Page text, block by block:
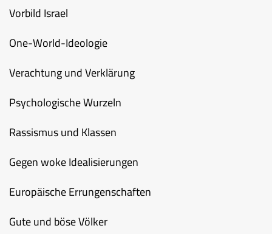
Vorbild Israel
One-World-Ideologie
Verachtung und Verklärung
Psychologische Wurzeln
Rassismus und Klassen
Gegen woke Idealisierungen
Europäische Errungenschaften
Gute und böse Völker